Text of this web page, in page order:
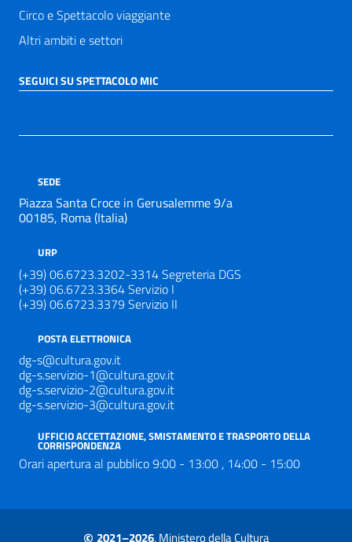
Circo e Spettacolo viaggiante
Altri ambiti e settori
SEGUICI SU SPETTACOLO MIC
SEDE
Piazza Santa Croce in Gerusalemme 9/a
00185, Roma (Italia)
URP
(+39) 06.6723.3202-3314 Segreteria DGS
(+39) 06.6723.3364 Servizio I
(+39) 06.6723.3379 Servizio II
POSTA ELETTRONICA
dg-s@cultura.gov.it
dg-s.servizio-1@cultura.gov.it
dg-s.servizio-2@cultura.gov.it
dg-s.servizio-3@cultura.gov.it
UFFICIO ACCETTAZIONE, SMISTAMENTO E TRASPORTO DELLA
CORRISPONDENZA
Orari apertura al pubblico 9:00 - 13:00 , 14:00 - 15:00
2021–2026, Ministero della Cultura